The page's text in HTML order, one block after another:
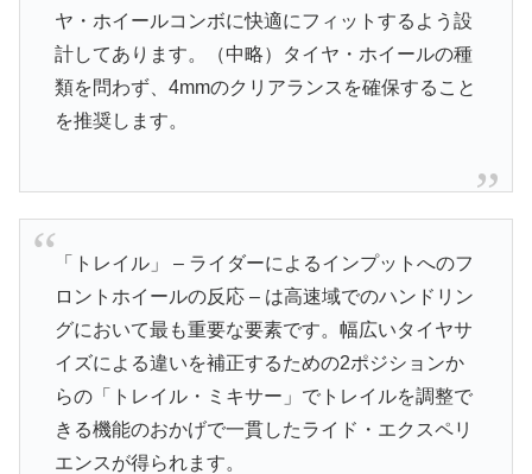
ヤ・ホイールコンボに快適にフィットするよう設
計してあります。（中略）タイヤ・ホイールの種
類を問わず、4mmのクリアランスを確保すること
を推奨します。
「トレイル」 – ライダーによるインプットへのフ
ロントホイールの反応 – は高速域でのハンドリン
グにおいて最も重要な要素です。幅広いタイヤサ
イズによる違いを補正するための2ポジションか
らの「トレイル・ミキサー」でトレイルを調整で
きる機能のおかげで一貫したライド・エクスペリ
エンスが得られます。